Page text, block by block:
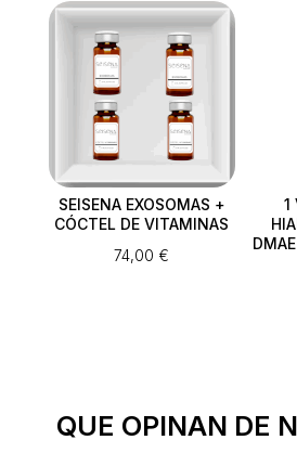
SEISENA EXOSOMAS +
CÓCTEL DE VITAMINAS
74,00 €
1
QUE OPINAN DE